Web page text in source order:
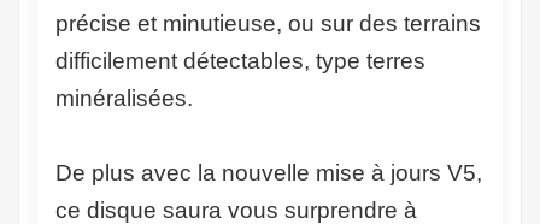
précise et minutieuse, ou sur des terrains
difficilement détectables, type terres
minéralisées.
De plus avec la nouvelle mise à jours V5,
ce disque saura vous surprendre à